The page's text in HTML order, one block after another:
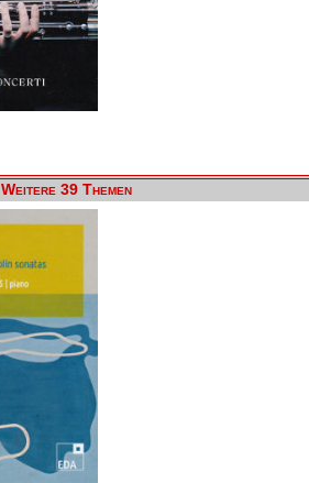
Weitere 39 Themen